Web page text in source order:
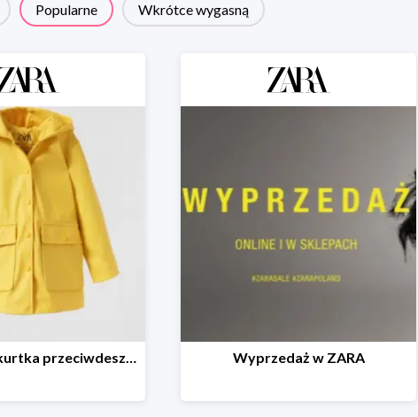
Popularne Wkrótce wygasną
Gumowana kurtka przeciwdeszczowa - 40% Wyprzedaż w ZARA